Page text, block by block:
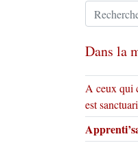
Dans la
A ceux qui
est